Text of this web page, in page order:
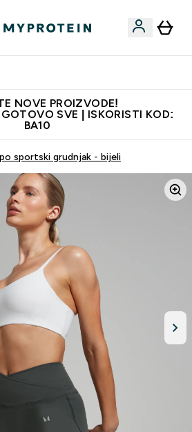
NOVE PROIZVODE!
SVE | ISKORISTI KOD:
BA10
sportski grudnjak - bijeli